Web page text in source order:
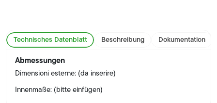
Technisches Datenblatt Beschreibung Dokumentation
Abmessungen
Dimensioni esterne: (da inserire)
Innenmaße: (bitte einfügen)